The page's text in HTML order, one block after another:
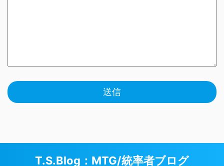
T.S.Blog：MTG/統率者ブログ